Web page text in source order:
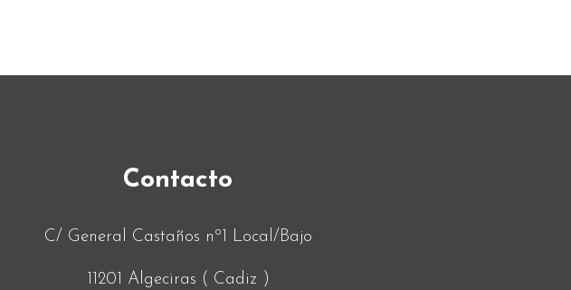
Contacto
C/ General Castaños nº1 Local/Bajo
11201 Algeciras ( Cadiz )